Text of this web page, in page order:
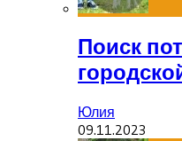
Поиск
Юлия
09.11.2023